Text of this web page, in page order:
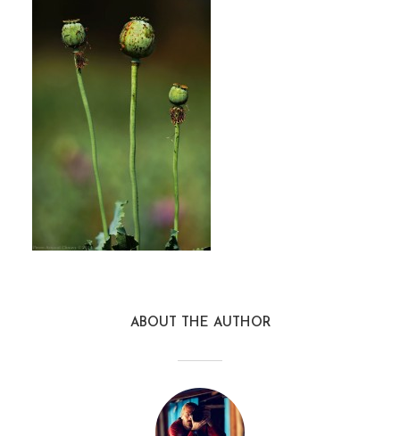
4T6Z0289_DxO
ABOUT THE AUTHOR